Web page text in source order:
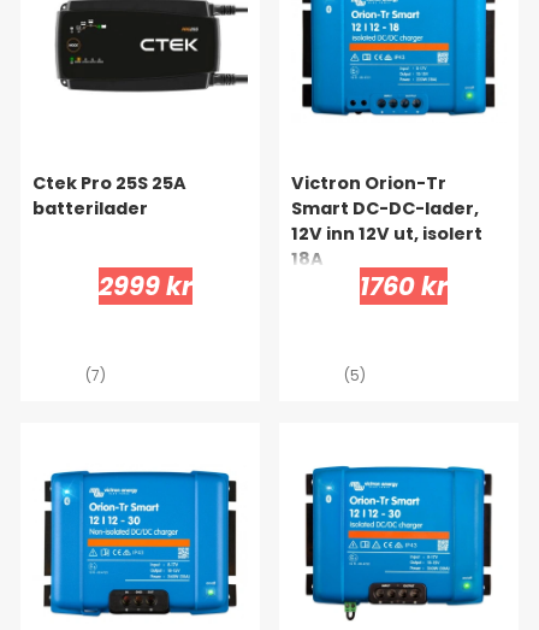
Ctek Pro 25S 25A
batterilader
2999 kr
(7)
Victron Orion-Tr
Smart DC-DC-lader,
12V inn 12V ut, isolert
18A
1760 kr
(5)